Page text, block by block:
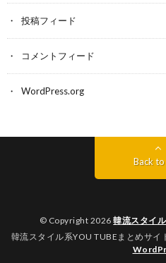
投稿フィード
コメントフィード
WordPress.org
Back
© Copyright 2026韓流スタイ
韓流スタイル系YOU TUBEまとめサイ